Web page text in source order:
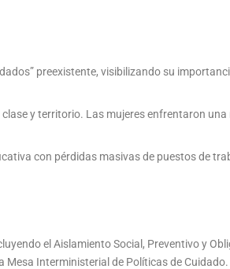
preexistente, visibilizando su
y territorio. Las mujeres enfrentaron
con pérdidas masivas de puestos de
el Aislamiento Social, Preventivo y
Mesa Interministerial de Políticas de Cuidado.